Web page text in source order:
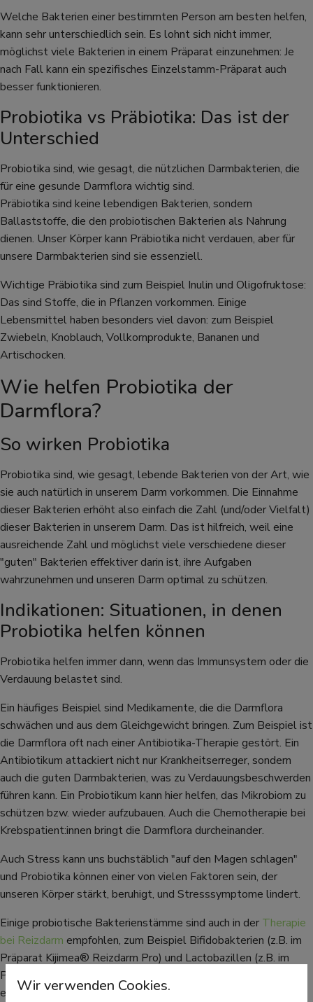
Welche Bakterien einer bestimmten Person am besten helfen,
kann sehr unterschiedlich sein. Es lohnt sich nicht immer,
möglichst viele Bakterien in einem Präparat einzunehmen: Je
nach Fall kann ein spezifisches Einzelstamm-Präparat auch
besser funktionieren.
Probiotika vs Präbiotika: Das ist der
Unterschied
Probiotika sind, wie gesagt, die nützlichen Darmbakterien, die
für eine gesunde Darmflora wichtig sind.
Präbiotika sind keine lebendigen Bakterien, sondern
Ballaststoffe, die den probiotischen Bakterien als Nahrung
dienen. Unser Körper kann Präbiotika nicht verdauen, aber für
unsere Darmbakterien sind sie essenziell.
Wichtige Präbiotika sind zum Beispiel Inulin und Oligofruktose:
Das sind Stoffe, die in Pflanzen vorkommen. Einige
Lebensmittel haben besonders viel davon: zum Beispiel
Zwiebeln, Knoblauch, Vollkornprodukte, Bananen und
Artischocken.
Wie helfen Probiotika der
Darmflora?
So wirken Probiotika
Probiotika sind, wie gesagt, lebende Bakterien von der Art, wie
sie auch natürlich in unserem Darm vorkommen. Die Einnahme
dieser Bakterien erhöht also einfach die Zahl (und/oder Vielfalt)
dieser Bakterien in unserem Darm. Das ist hilfreich, weil eine
ausreichende Zahl und möglichst viele verschiedene dieser
"guten" Bakterien effektiver darin ist, ihre Aufgaben
wahrzunehmen und unseren Darm optimal zu schützen.
Indikationen: Situationen, in denen
Probiotika helfen können
Probiotika helfen immer dann, wenn das Immunsystem oder die
Verdauung belastet sind.
Ein häufiges Beispiel sind Medikamente, die die Darmflora
schwächen und aus dem Gleichgewicht bringen. Zum Beispiel ist
die Darmflora oft nach einer Antibiotika-Therapie gestört. Ein
Antibiotikum attackiert nicht nur Krankheitserreger, sondern
auch die guten Darmbakterien, was zu Verdauungsbeschwerden
führen kann. Ein Probiotikum kann hier helfen, das Mikrobiom zu
schützen bzw. wieder aufzubauen. Auch die Chemotherapie bei
Krebspatient:innen bringt die Darmflora durcheinander.
Auch Stress kann uns buchstäblich "auf den Magen schlagen"
und Probiotika können einer von vielen Faktoren sein, der
unseren Körper stärkt, beruhigt, und Stresssymptome lindert.
Einige probiotische Bakterienstämme sind auch in der Therapie
bei Reizdarm empfohlen, zum Beispiel Bifidobakterien (z.B. im
Präparat Kijimea® Reizdarm Pro) und Lactobazillen (z.B. im
Präparat Yakult®). Speziell für Reizdarm-Symptome
entwickelt wurde das Präparat Symbioflor® 2. Es enthält
Wir verwenden Cookies.